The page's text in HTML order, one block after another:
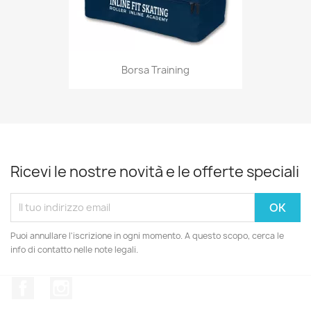
Borsa Training
Ricevi le nostre novità e le offerte speciali
Puoi annullare l'iscrizione in ogni momento. A questo scopo, cerca le
info di contatto nelle note legali.